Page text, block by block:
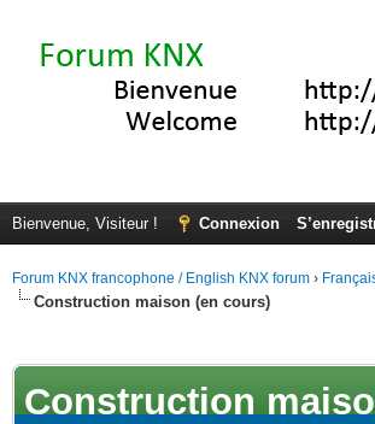
Bienvenue, Visiteur ! Connexion
Forum KNX francophone / English KNX forum ›
Construction maison (en cours)
Construction